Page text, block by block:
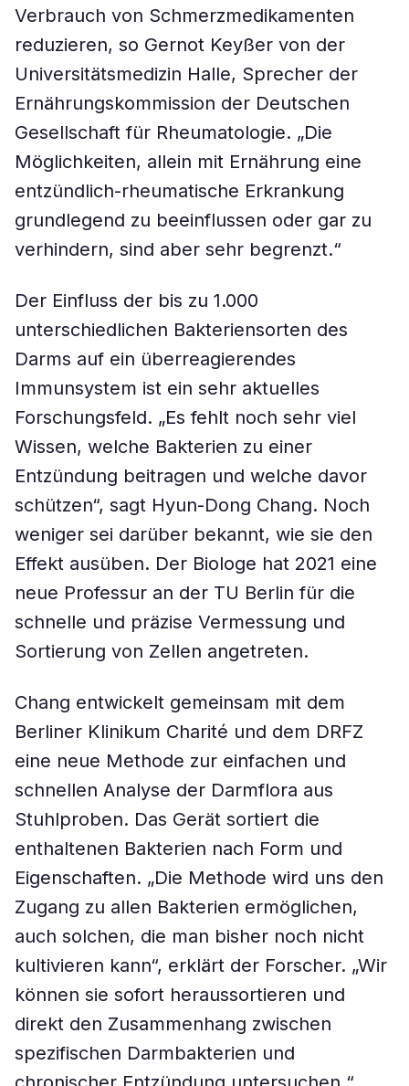
Verbrauch von Schmerzmedikamenten
reduzieren, so Gernot Keyßer von der
Universitätsmedizin Halle, Sprecher der
Ernährungskommission der Deutschen
Gesellschaft für Rheumatologie. „Die
Möglichkeiten, allein mit Ernährung eine
entzündlich-rheumatische Erkrankung
grundlegend zu beeinflussen oder gar zu
verhindern, sind aber sehr begrenzt.“
Der Einfluss der bis zu 1.000
unterschiedlichen Bakteriensorten des
Darms auf ein überreagierendes
Immunsystem ist ein sehr aktuelles
Forschungsfeld. „Es fehlt noch sehr viel
Wissen, welche Bakterien zu einer
Entzündung beitragen und welche davor
schützen“, sagt Hyun-Dong Chang. Noch
weniger sei darüber bekannt, wie sie den
Effekt ausüben. Der Biologe hat 2021 eine
neue Professur an der TU Berlin für die
schnelle und präzise Vermessung und
Sortierung von Zellen angetreten.
Chang entwickelt gemeinsam mit dem
Berliner Klinikum Charité und dem DRFZ
eine neue Methode zur einfachen und
schnellen Analyse der Darmflora aus
Stuhlproben. Das Gerät sortiert die
enthaltenen Bakterien nach Form und
Eigenschaften. „Die Methode wird uns den
Zugang zu allen Bakterien ermöglichen,
auch solchen, die man bisher noch nicht
kultivieren kann“, erklärt der Forscher. „Wir
können sie sofort heraussortieren und
direkt den Zusammenhang zwischen
spezifischen Darmbakterien und